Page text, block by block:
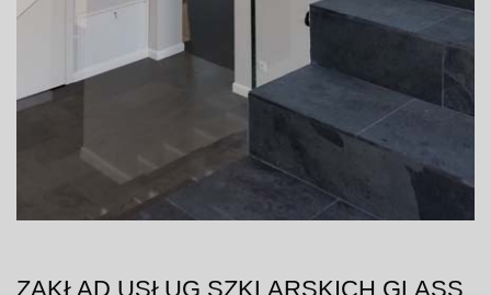
ZAKŁAD USŁUG SZKLARSKICH GLASS